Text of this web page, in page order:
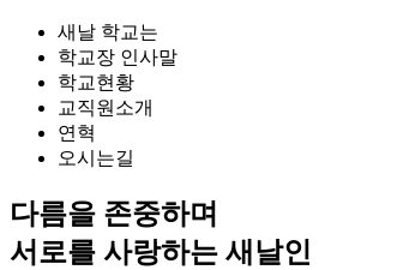
새날 학교는
학교장 인사말
학교현황
교직원소개
연혁
오시는길
다름을 존중하며
서로를 사랑하는 새날인